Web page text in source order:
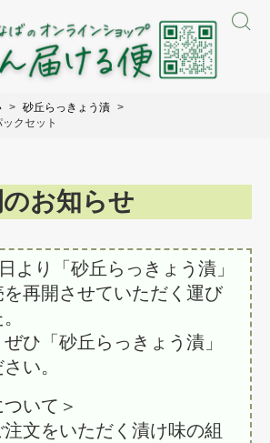
砂丘らっきょう漬
クセット
お知らせ
より「砂丘らっきょう漬」
再開させていただく運び
ひ「砂丘らっきょう漬」
い。
いて＞
文をいただく漬け味の組